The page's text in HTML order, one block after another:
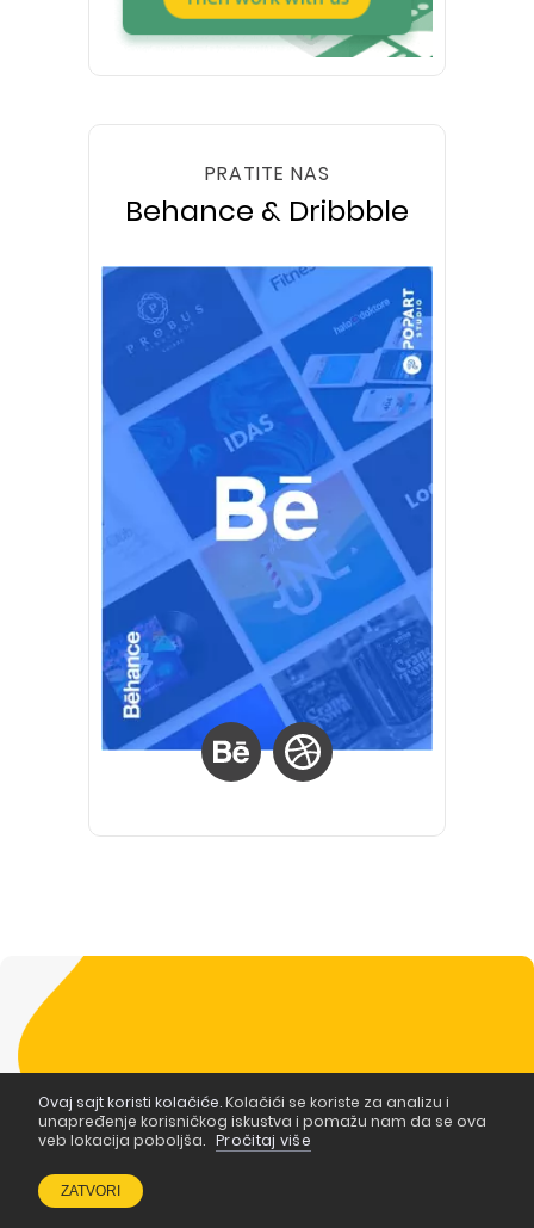
PRATITE NAS
Behance & Dribbble
PIŠI ZA POPART BLOG
Ovaj sajt koristi kolačiće.Kolačići se koriste za analizu i
unapređenje korisničkog iskustva i pomažu nam da se ova
veb lokacija poboljša. Pročitaj više
ZATVORI